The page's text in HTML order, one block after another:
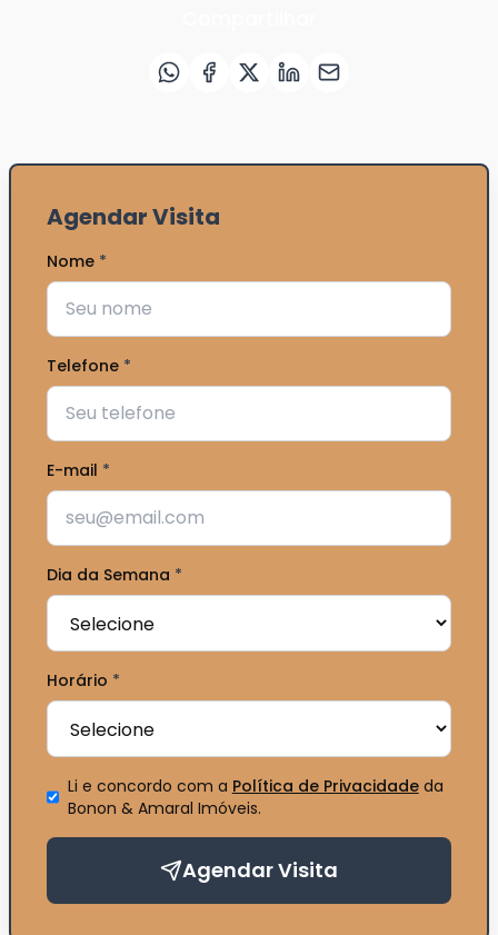
Agendar Visita
Nome *
Telefone *
E-mail *
Dia da Semana *
Horário *
Li e concordo com a Política de Privacidadeda
Bonon & Amaral Imóveis.
Agendar Visita